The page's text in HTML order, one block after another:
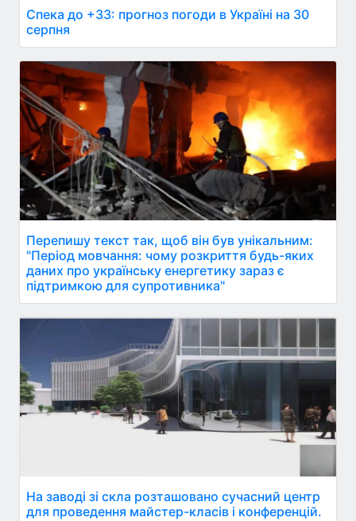
Спека до +33: прогноз погоди в Україні на 30
серпня
Перепишу текст так, щоб він був унікальним:
"Період мовчання: чому розкриття будь-яких
даних про українську енергетику зараз є
підтримкою для супротивника"
На заводі зі скла розташовано сучасний центр
для проведення майстер-класів і конференцій.